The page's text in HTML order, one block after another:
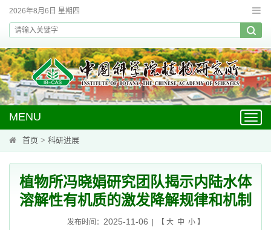
2026年8月6日 星期四
MENU
首页 > 科研进展
植物所冯晓娟研究团队揭示内陆水体
溶解性有机质的激发降解规律和机制
发布时间： 2025-11-06 | 【 大 中 小】